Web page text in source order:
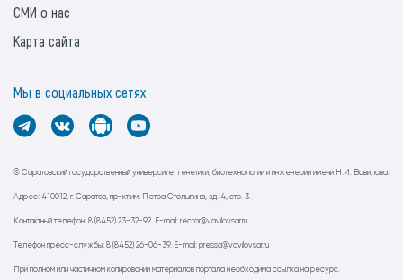
© Саратовский государственный университет генетики, биотехнологии и инженерии имени Н.И. Вавилова.
Адрес: 410012, г. Саратов, пр-кт им. Петра Столыпина, зд. 4, стр. 3.
Контактный телефон: 8 (8452) 23-32-92. E-mail: rector@vavilovsar.ru
Телефон пресс-службы: 8 (8452) 26-06-39. E-mail: pressa@vavilovsar.ru
При полном или частичном копировании материалов портала необходима ссылка на ресурс.
СМИ о нас
Карта сайта
Мы в социальных сетях